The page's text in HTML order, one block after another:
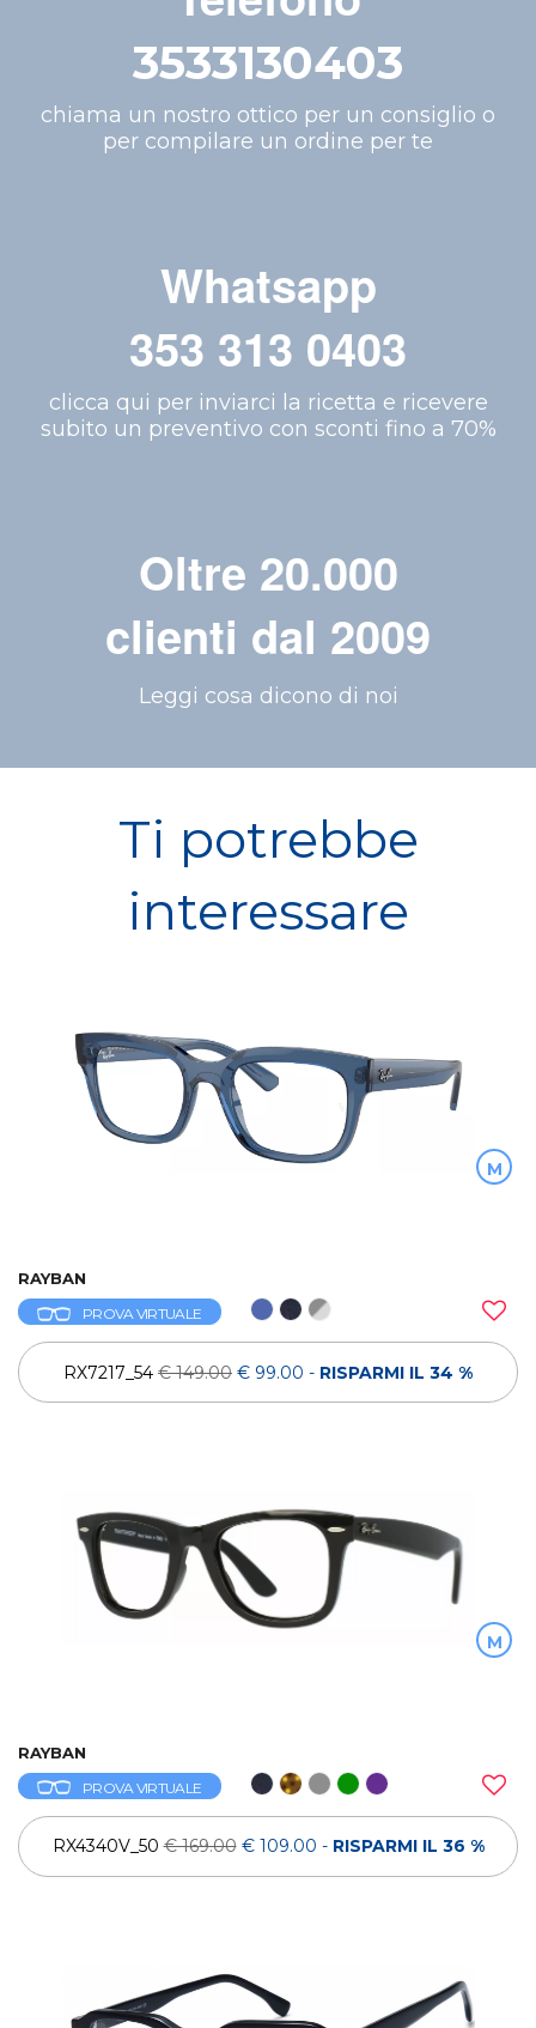
3533130403
chiama un nostro ottico per un consiglio o
per compilare un ordine per te
Whatsapp
353 313 0403
clicca qui per inviarci la ricetta e ricevere
subito un preventivo con sconti fino a 70%
Oltre 20.000
clienti dal 2009
Leggi cosa dicono di noi
Ti potrebbe
interessare
M
RAYBAN
PROVA VIRTUALE
RX7217_54 € 149.00 € 99.00 - RISPARMI IL 34 %
M
RAYBAN
PROVA VIRTUALE
RX4340V_50€ 169.00 € 109.00 - RISPARMI IL 36 %